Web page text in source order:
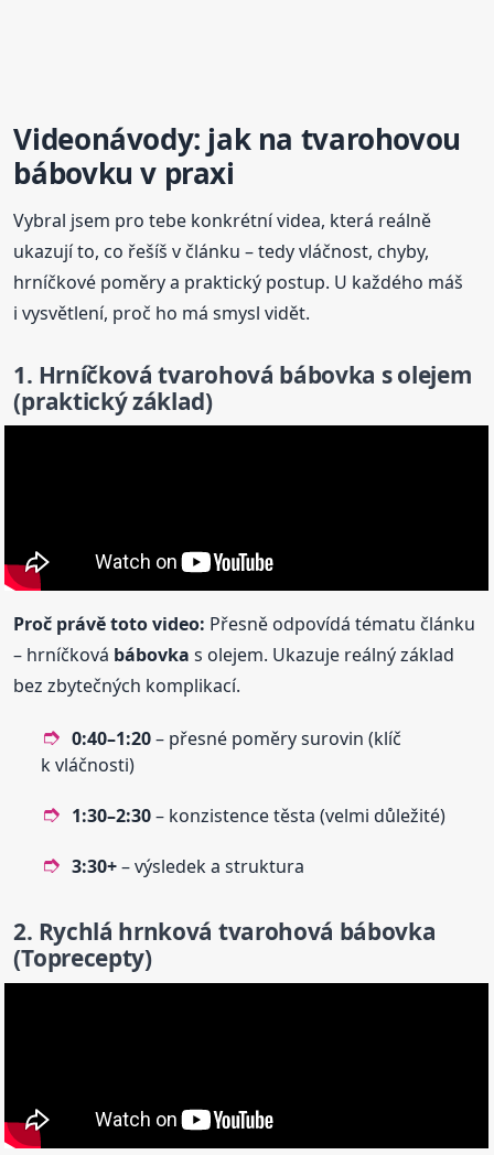
Videonávody: jak na tvarohovou
bábovku v praxi
Vybral jsem pro tebe konkrétní videa, která reálně
ukazují to, co řešíš v článku – tedy vláčnost, chyby,
hrníčkové poměry a praktický postup. U každého máš
i vysvětlení, proč ho má smysl vidět.
1. Hrníčková tvarohová bábovka s olejem
(praktický základ)
Proč právě toto video: Přesně odpovídá tématu článku
– hrníčková bábovka s olejem. Ukazuje reálný základ
bez zbytečných komplikací.
0:40–1:20– přesné poměry surovin (klíč
k vláčnosti)
1:30–2:30– konzistence těsta (velmi důležité)
3:30+– výsledek a struktura
2. Rychlá hrnková tvarohová bábovka
(Toprecepty)